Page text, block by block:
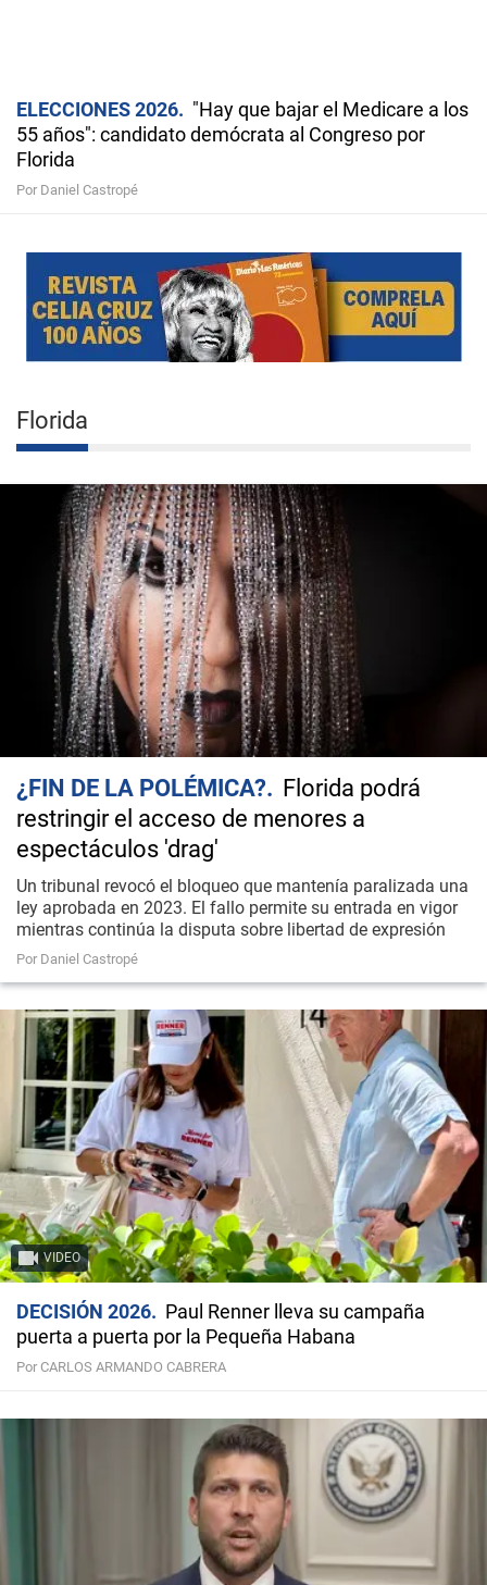
ELECCIONES 2026
"Hay que bajar el Medicare a los
55 años": candidato demócrata al Congreso por
Florida
Por Daniel Castropé
Florida
¿FIN DE LA POLÉMICA?
Florida podrá
restringir el acceso de menores a
espectáculos 'drag'
Un tribunal revocó el bloqueo que mantenía paralizada una
ley aprobada en 2023. El fallo permite su entrada en vigor
mientras continúa la disputa sobre libertad de expresión
Por Daniel Castropé
VIDEO
DECISIÓN 2026
Paul Renner lleva su campaña
puerta a puerta por la Pequeña Habana
Por CARLOS ARMANDO CABRERA